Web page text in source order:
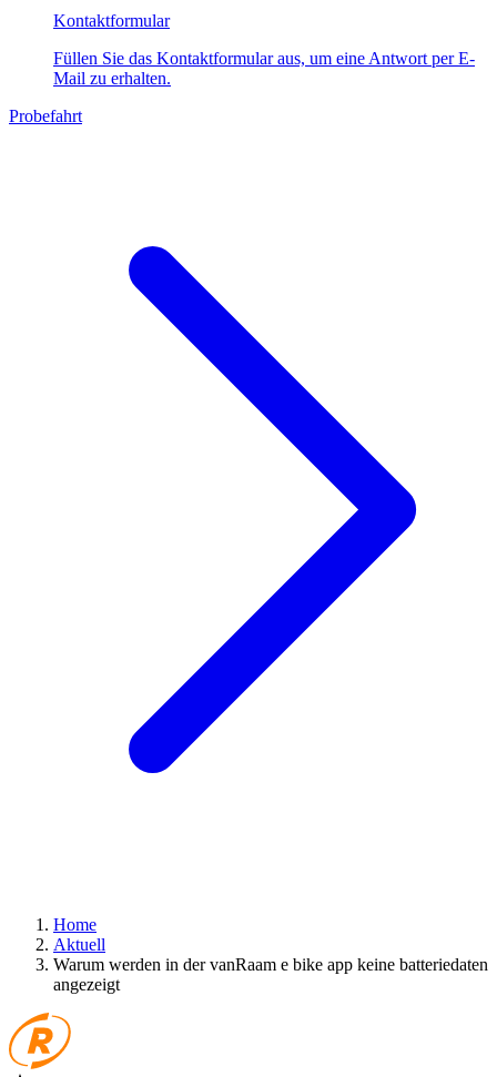
Kontaktformular
Füllen Sie das Kontaktformular aus, um eine Antwort per E-
Mail zu erhalten.
Probefahrt
Home
Aktuell
Warum werden in der vanRaam e bike app keine batteriedaten
angezeigt